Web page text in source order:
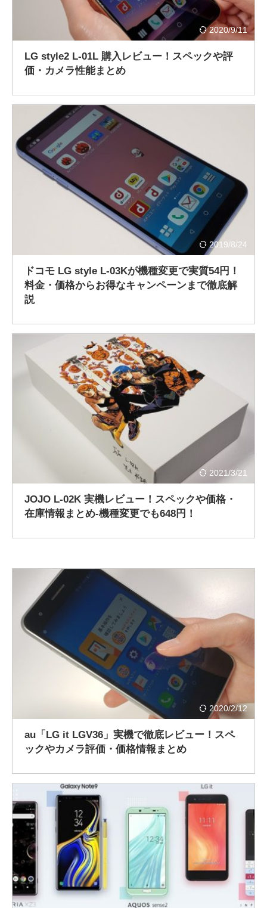
2020/9/11
LG style2 L-01L 購入レビュー！スペックや評
価・カメラ性能まとめ
2019/8/24
ドコモ LG style L-03Kが機種変更で実質54円！
料金・価格からお得なキャンペーンまで徹底解
説
2021/3/21
JOJO L-02K 実機レビュー！スペックや価格・
在庫情報まとめ‐機種変更でも648円！
2020/2/12
au「LG it LGV36」実機で徹底レビュー！スペ
ックやカメラ評価・価格情報まとめ